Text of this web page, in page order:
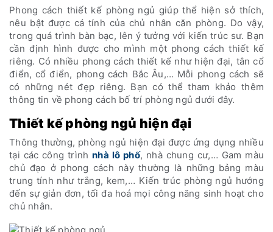
Phong cách thiết kế phòng ngủ giúp thể hiện sở thích,
nêu bật được cá tính của chủ nhân căn phòng. Do vậy,
trong quá trình bàn bạc, lên ý tưởng với kiến trúc sư. Bạn
cần định hình được cho mình một phong cách thiết kế
riêng. Có nhiều phong cách thiết kế như hiện đại, tân cổ
điển, cổ điển, phong cách Bắc Âu,… Mỗi phong cách sẽ
có những nét đẹp riêng. Bạn có thể tham khảo thêm
thông tin về phong cách bố trí phòng ngủ dưới đây.
Thiết kế phòng ngủ hiện đại
Thông thường, phòng ngủ hiện đại được ứng dụng nhiều
tại các công trìnhnhà lô phố, nhà chung cư,… Gam màu
chủ đạo ở phong cách này thường là những bảng màu
trung tính như trắng, kem,… Kiến trúc phòng ngủ hướng
đến sự giản đơn, tối đa hoá mọi công năng sinh hoạt cho
chủ nhân.